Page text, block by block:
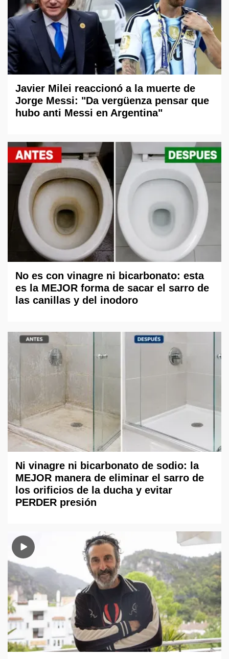
Javier Milei reaccionó a la muerte de
Jorge Messi: "Da vergüenza pensar que
hubo anti Messi en Argentina"
No es con vinagre ni bicarbonato: esta
es la MEJOR forma de sacar el sarro de
las canillas y del inodoro
Ni vinagre ni bicarbonato de sodio: la
MEJOR manera de eliminar el sarro de
los orificios de la ducha y evitar
PERDER presión